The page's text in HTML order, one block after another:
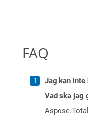
FAQ
Jag kan inte
Vad ska jag